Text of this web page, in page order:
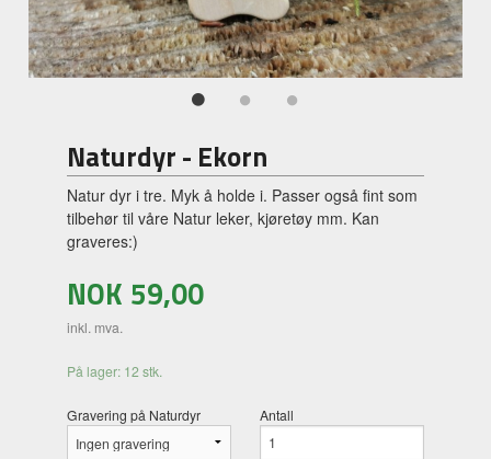
Naturdyr - Ekorn
Natur dyr i tre. Myk å holde i. Passer også fint som
tilbehør til våre Natur leker, kjøretøy mm. Kan
graveres:)
NOK 59,00
inkl. mva.
På lager: 12 stk.
Gravering på Naturdyr Antall